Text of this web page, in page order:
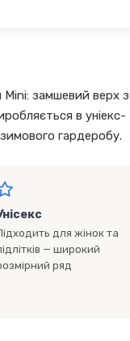
Mini: замшевий верх з
в уніекс-
гардеробу.
для жінок та
— широкий
ряд